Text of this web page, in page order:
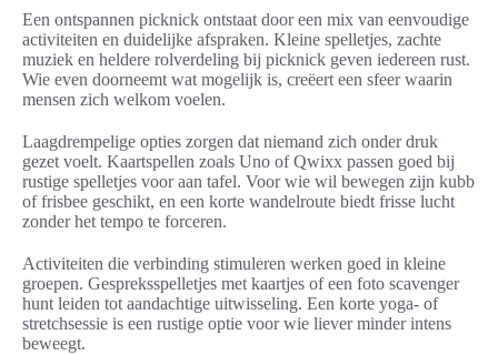
Een ontspannen picknick ontstaat door een mix van eenvoudige
activiteiten en duidelijke afspraken. Kleine spelletjes, zachte
muziek en heldere rolverdeling bij picknick geven iedereen rust.
Wie even doorneemt wat mogelijk is, creëert een sfeer waarin
mensen zich welkom voelen.
Laagdrempelige opties zorgen dat niemand zich onder druk
gezet voelt. Kaartspellen zoals Uno of Qwixx passen goed bij
rustige spelletjes voor aan tafel. Voor wie wil bewegen zijn kubb
of frisbee geschikt, en een korte wandelroute biedt frisse lucht
zonder het tempo te forceren.
Activiteiten die verbinding stimuleren werken goed in kleine
groepen. Gespreksspelletjes met kaartjes of een foto scavenger
hunt leiden tot aandachtige uitwisseling. Een korte yoga- of
stretchsessie is een rustige optie voor wie liever minder intens
beweegt.